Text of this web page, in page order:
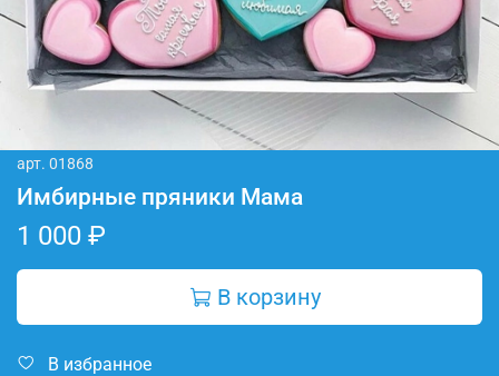
арт. 01868
Имбирные пряники Мама
1 000 ₽
В корзину
В избранное